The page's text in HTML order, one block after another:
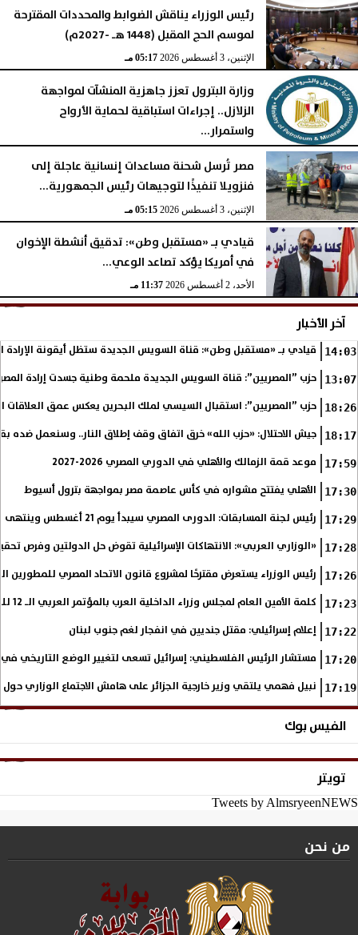
رئيس الوزراء يناقش الضوابط والمحددات المقترحة
لموسم الحج المقبل (1448 هـ -2027م)
الإثنين، 3 أغسطس 2026 05:17 مـ
وزارة البترول تعزز جاهزية المنشآت لمواجهة
الزلازل.. إجراءات استباقية لحماية الأرواح
واستمرار...
الإثنين، 3 أغسطس 2026
مصر تُرسل شحنة مساعدات إنسانية عاجلة إلى
فنزويلا تنفيذًا لتوجيهات رئيس الجمهورية...
الإثنين، 3 أغسطس 2026 05:15 مـ
قيادي بـ «مستقبل وطن»: تدقيق أنشطة الإخوان
في أمريكا يؤكد تصاعد الوعي...
الأحد، 2 أغسطس 2026 11:37 مـ
آخر الأخبار
14:03 قيادي بـ «مستقبل وطن»: قناة السويس الجديدة ستظل أيقونة الإرادة
13:07 حزب ”المصريين”: قناة السويس الجديدة ملحمة وطنية جسدت إرادة
18:26 حزب ”المصريين”: استقبال السيسي لملك البحرين يعكس عمق العلاقات
18:17 جيش الاحتلال: «حزب الله» خرق اتفاق وقف إطلاق النار.. وسنعمل ضده
17:59 موعد قمة الزمالك والأهلي في الدوري المصري 2026-2027
17:30 الأهلي يفتتح مشواره في كأس عاصمة مصر بمواجهة بترول أسيوط
17:29 رئيس لجنة المسابقات: الدورى المصري سيبدأ يوم 21 أغسطس وينتهى فى مايو
17:28 «الوزاري العربي»: الانتهاكات الإسرائيلية تقوض حل الدولتين وفرص
17:26 رئيس الوزراء يستعرض مقترحًا لمشروع قانون الاتحاد المصري للمطورين
17:23 كلمة الأمين العام لمجلس وزراء الداخلية العرب بالمؤتمر العربي الـ 12 للمسؤولين عن الأمن السياحي
17:22 إعلام إسرائيلي: مقتل جنديين في انفجار لغم جنوب لبنان
17:20 مستشار الرئيس الفلسطيني: إسرائيل تسعى لتغيير الوضع التاريخي
17:19 نبيل فهمي يلتقي وزير خارجية الجزائر على هامش الاجتماع الوزاري
الفيس بوك
تويتر
Tweets by AlmsryeenNEWS
من نحن